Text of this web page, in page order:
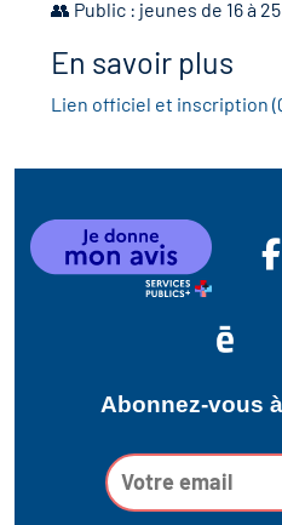
emploi-formation
des secteurs
construction)
👥 Public : jeunes de 16 à
En savoir plus
Lien officiel et inscription
Abonnez-vous